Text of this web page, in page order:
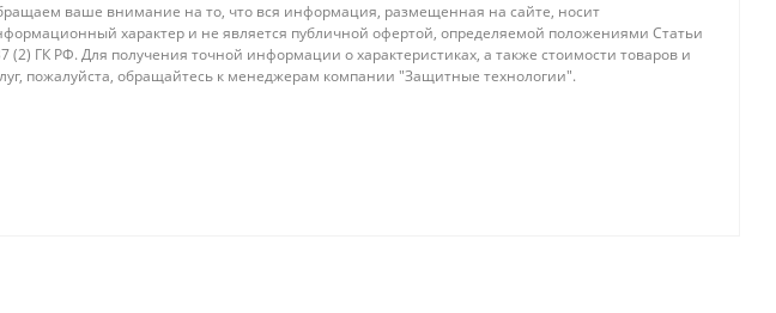
ваше внимание на то, что вся информация, размещенная на сайте, носит
характер и не является публичной офертой, определяемой положениями Статьи
(2) ГК РФ. Для получения точной информации о характеристиках, а также стоимости товаров и
пожалуйста, обращайтесь к менеджерам компании "Защитные технологии".